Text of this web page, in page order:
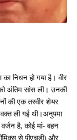
का निधन हो गया है। वीर
अंतिम सांस ली। उनकी
की एक तस्वीर शेयर
ली गई थी।अनुपमा
है, कोई मां- बहन
से पीएचडी) और